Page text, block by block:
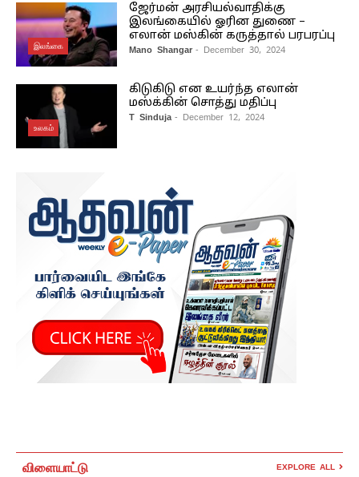
இலங்கை
ஜேர்மன் அரசியல்வாதிக்கு
இலங்கையில் ஓரின துணை –
எலான் மஸ்கின் கருத்தால் பரபரப்பு
Mano Shangar - December 30, 2024
உலகம்
கிடுகிடு என உயர்ந்த எலான்
மஸ்க்கின் சொத்து மதிப்பு
T Sinduja - December 12, 2024
விளையாட்டு EXPLORE ALL